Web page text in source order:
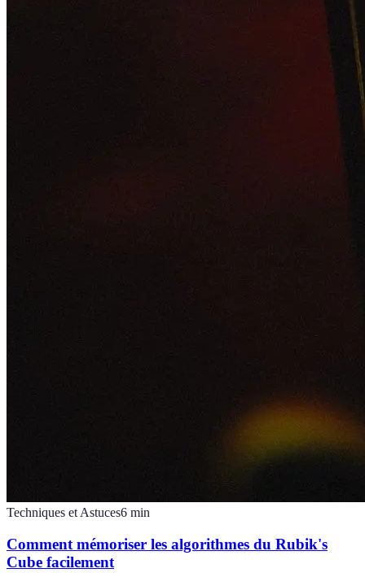
Techniques et Astuces6 min
Comment mémoriser les algorithmes du Rubik's
Cube facilement